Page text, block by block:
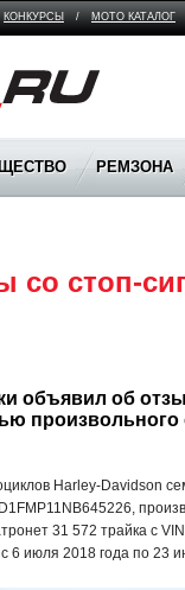
КОНКУРСЫ / МОТО КАТАЛОГ
РЕМЗОНА
стоп-
объявил об
Harley-Davidson
31 572 трайка с
6 июля 2018 года по 23